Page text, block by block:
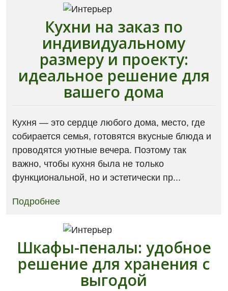
Кухни на заказ по
индивидуальному
размеру и проекту:
идеальное решение для
вашего дома
Кухня — это сердце любого дома, место, где
собирается семья, готовятся вкусные блюда и
проводятся уютные вечера. Поэтому так
важно, чтобы кухня была не только
функциональной, но и эстетически пр...
Подробнее
Шкафы-пеналы: удобное
решение для хранения с
выгодой